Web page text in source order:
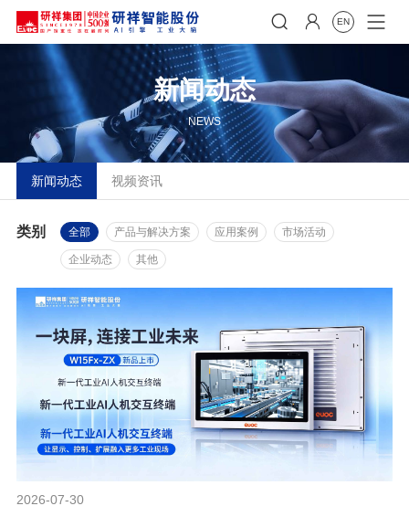
  EN
新闻动态
NEWS
新闻动态 视频资讯
类别 全部 产品与解决方案 应用案例 市场活动
企业动态 其他
2026-07-30